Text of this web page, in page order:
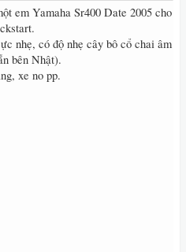
em Yamaha Sr400 Date 2005 cho
nhẹ, có độ nhẹ cây bô cổ chai âm
bên Nhật).
xe no pp.